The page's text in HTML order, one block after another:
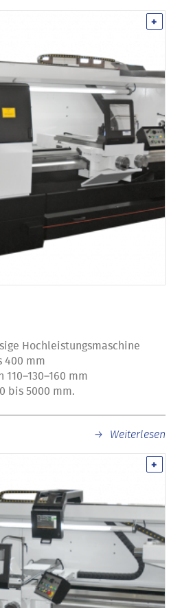
+
Hochleistungsmaschine
400 mm
mm
bis 5000 mm.
Weiterlesen
+